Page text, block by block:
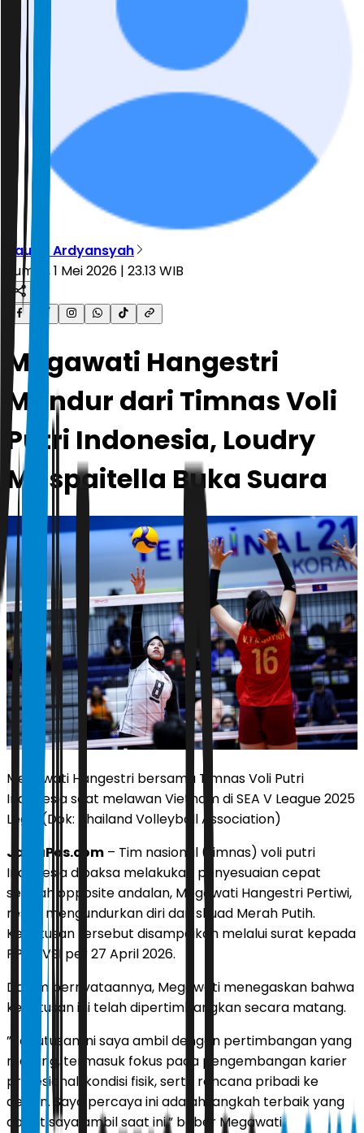
Taufiq Ardyansyah
Jumat, 1 Mei 2026 | 23.13 WIB
Megawati Hangestri
Mundur dari Timnas Voli
Putri Indonesia, Loudry
Maspaitella Buka Suara
Megawati Hangestri bersama Timnas Voli Putri
Indonesia saat melawan Vietnam di SEA V League 2025
Leg 1. (Dok: Thailand Volleyball Association)
JawaPos.com – Tim nasional (timnas) voli putri
Indonesia dipaksa melakukan penyesuaian cepat
setelah opposite andalan, Megawati Hangestri Pertiwi,
resmi mengundurkan diri dari skuad Merah Putih.
Keputusan tersebut disampaikan melalui surat kepada
PP PBVSI per 27 April 2026.
Dalam pernyataannya, Megawati menegaskan bahwa
keputusan ini telah dipertimbangkan secara matang.
”Keputusan ini saya ambil dengan pertimbangan yang
matang, termasuk fokus pada pengembangan karier
profesional, kondisi fisik, serta rencana pribadi ke
depan. Saya percaya ini adalah langkah terbaik yang
dapat saya ambil saat ini,” beber Megawati.